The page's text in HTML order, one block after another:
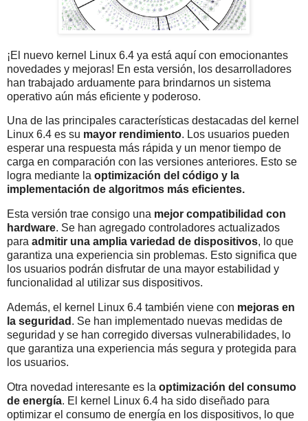
¡El nuevo kernel Linux 6.4 ya está aquí con emocionantes
novedades y mejoras! En esta versión, los desarrolladores
han trabajado arduamente para brindarnos un sistema
operativo aún más eficiente y poderoso.
Una de las principales características destacadas del kernel
Linux 6.4 es su mayor rendimiento. Los usuarios pueden
esperar una respuesta más rápida y un menor tiempo de
carga en comparación con las versiones anteriores. Esto se
logra mediante la optimización del código y la
implementación de algoritmos más eficientes.
Esta versión trae consigo una mejor compatibilidad con
hardware. Se han agregado controladores actualizados
para admitir una amplia variedad de dispositivos, lo que
garantiza una experiencia sin problemas. Esto significa que
los usuarios podrán disfrutar de una mayor estabilidad y
funcionalidad al utilizar sus dispositivos.
Además, el kernel Linux 6.4 también viene con mejoras en
la seguridad . Se han implementado nuevas medidas de
seguridad y se han corregido diversas vulnerabilidades, lo
que garantiza una experiencia más segura y protegida para
los usuarios.
Otra novedad interesante es la optimización del consumo
de energía. El kernel Linux 6.4 ha sido diseñado para
optimizar el consumo de energía en los dispositivos, lo que